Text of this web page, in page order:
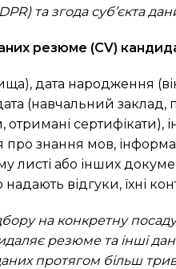
та згода суб’єкта
резюме (CV)
дата народження
(навчальний заклад,
отримані
знання мов,
листі або інших
відгуки, їхні
на конкретну
резюме та інші
протягом більш